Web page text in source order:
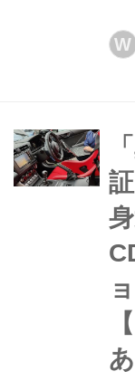
合
車
に
ぶ
サ
W